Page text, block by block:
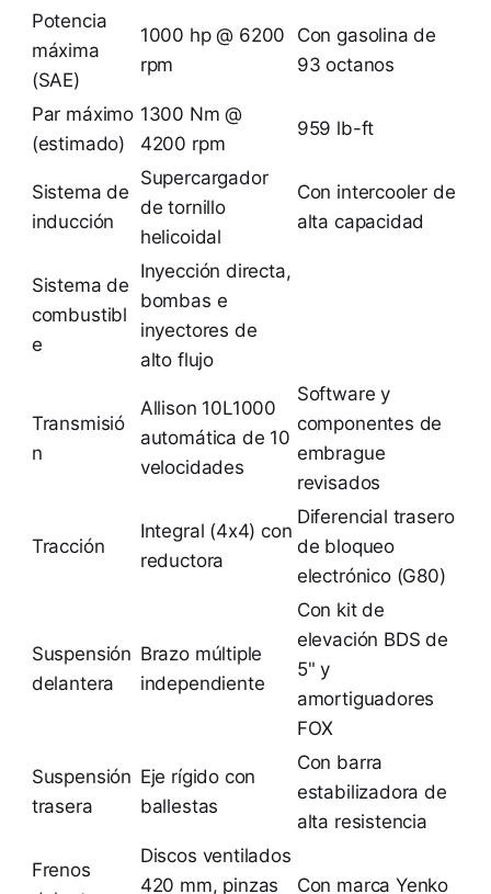
Potencia
máxima
(SAE)
1000 hp @ 6200
rpm
Con gasolina de
93 octanos
Par máximo
(estimado)
1300 Nm @
4200 rpm
959 lb-ft
Sistema de
inducción
Supercargador
de tornillo
helicoidal
Con intercooler de
alta capacidad
Sistema de
combustibl
e
Inyección directa,
bombas e
inyectores de
alto flujo
Transmisió
n
Allison 10L1000
automática de 10
velocidades
Software y
componentes de
embrague
revisados
Tracción
Integral (4x4) con
reductora
Diferencial trasero
de bloqueo
electrónico (G80)
Suspensión
delantera
Brazo múltiple
independiente
Con kit de
elevación BDS de
5" y
amortiguadores
FOX
Suspensión
trasera
Eje rígido con
ballestas
Con barra
estabilizadora de
alta resistencia
Frenos
Discos ventilados
420 mm, pinzas
Con marca Yenko